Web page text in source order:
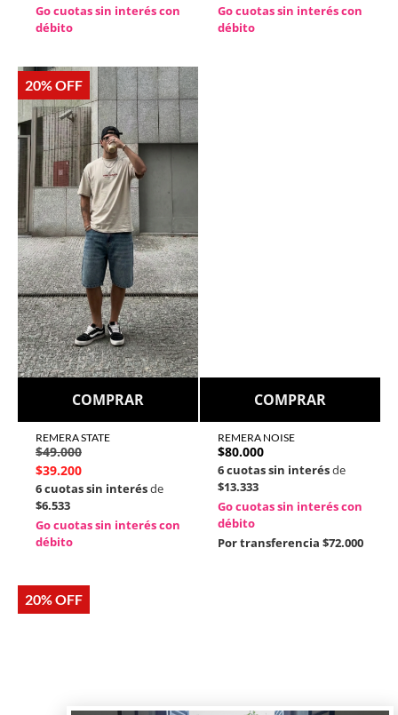
Go cuotas sin interés con
débito
Go cuotas sin interés con
débito
20% OFF
COMPRAR
REMERA STATE
$49.000
$39.200
6 cuotas sin interésde
$6.533
Go cuotas sin interés con
débito
COMPRAR
REMERA NOISE
$80.000
6 cuotas sin interésde
$13.333
Go cuotas sin interés con
débito
Por transferencia $72.000
20% OFF